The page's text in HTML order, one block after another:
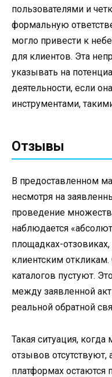
пользователями и
формальную
могло привести к
для клиентов. Эта
указывать на
деятельности, если
инструментами,
Отзывы
В предоставленном
несмотря на
проведение
наблюдается
площадках-
клиентским
каталогов пустуют.
между заявленной
реальной обратной
Такая ситуация,
отзывов отсутствуют,
платформах